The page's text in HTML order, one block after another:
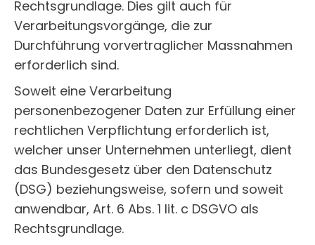
Rechtsgrundlage. Dies gilt auch für
Verarbeitungsvorgänge, die zur
Durchführung vorvertraglicher Massnahmen
erforderlich sind.
Soweit eine Verarbeitung
personenbezogener Daten zur Erfüllung einer
rechtlichen Verpflichtung erforderlich ist,
welcher unser Unternehmen unterliegt, dient
das Bundesgesetz über den Datenschutz
(DSG) beziehungsweise, sofern und soweit
anwendbar, Art. 6 Abs. 1 lit. c DSGVO als
Rechtsgrundlage.